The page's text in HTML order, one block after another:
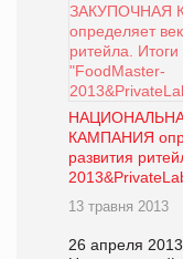
КАМПАНИЯ
развития
13 травня 2013
26 апреля